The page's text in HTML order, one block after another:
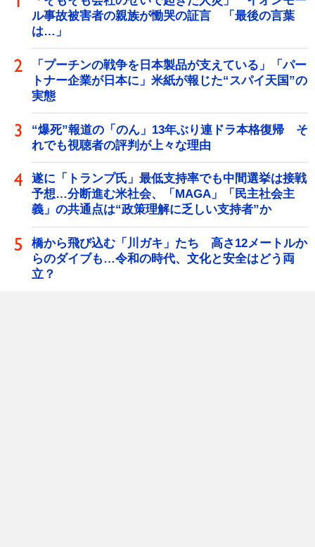
ル事故被害者の親族が慟哭の証言 「最後の言葉
は…」
「プーチンの戦争を日本製品が支えている」「パー
トナー企業が日本に」米紙が報じた“スパイ天国”の
実態
“爆死”報道の「のん」13年ぶり連ドラ本格復帰 そ
れでも視聴者の評判が上々な理由
遂に「トランプ氏」最低支持率でも中間選挙は接戦
予想…分断進む米社会、「MAGA」「民主社会主
義」の共通点は“政策理解に乏しい支持者”か
橋から飛び込む「川ガキ」たち 高さ12メートルか
らのダイブも…令和の時代、文化と安全はどう両
立？